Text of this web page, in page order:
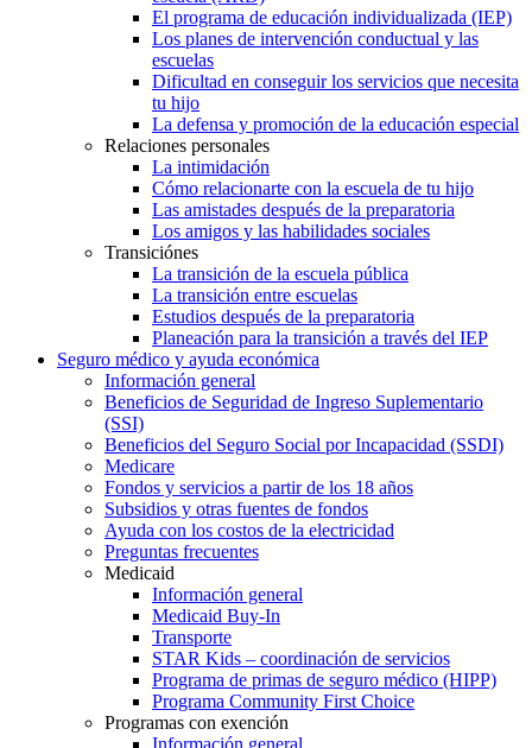
El programa de educación individualizada (IEP)
Los planes de intervención conductual y las
escuelas
Dificultad en conseguir los servicios que necesita
tu hijo
La defensa y promoción de la educación especial
Relaciones personales
La intimidación
Cómo relacionarte con la escuela de tu hijo
Las amistades después de la preparatoria
Los amigos y las habilidades sociales
Transiciónes
La transición de la escuela pública
La transición entre escuelas
Estudios después de la preparatoria
Planeación para la transición a través del IEP
Seguro médico y ayuda económica
Información general
Beneficios de Seguridad de Ingreso Suplementario
(SSI)
Beneficios del Seguro Social por Incapacidad (SSDI)
Medicare
Fondos y servicios a partir de los 18 años
Subsidios y otras fuentes de fondos
Ayuda con los costos de la electricidad
Preguntas frecuentes
Medicaid
Información general
Medicaid Buy-In
Transporte
STAR Kids – coordinación de servicios
Programa de primas de seguro médico (HIPP)
Programa Community First Choice
Programas con exención
Información general